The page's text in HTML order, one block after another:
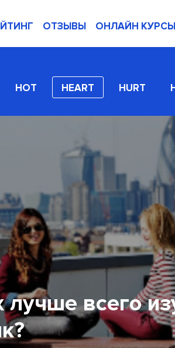
ОТЗЫВЫ ОНЛАЙН КУРСЫ
HOT HEART HURT
лучше всего